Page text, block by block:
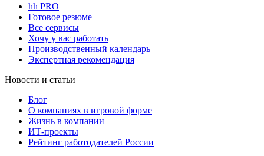
hh PRO
Готовое резюме
Все сервисы
Хочу у вас работать
Производственный календарь
Экспертная рекомендация
Новости и статьи
Блог
О компаниях в игровой форме
Жизнь в компании
ИТ-проекты
Рейтинг работодателей России